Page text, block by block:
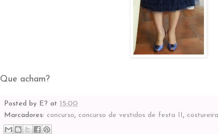
Que acham?
Posted by E? at 15:00
Marcadores: concurso, concurso de vestidos de festa II,